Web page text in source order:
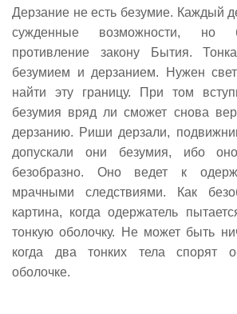
Дерзание не есть безумие. Каждый
сужденные возможности, но
противление закону Бытия.
безумием и дерзанием. Нужен
найти эту границу. При том
безумия вряд ли сможет снова
дерзанию. Риши дерзали,
допускали они безумия, ибо
безобразно. Оно ведет к
мрачными следствиями. Как
картина, когда одержатель
тонкую оболочку. Не может быть
когда два тонких тела спорят
оболочке.